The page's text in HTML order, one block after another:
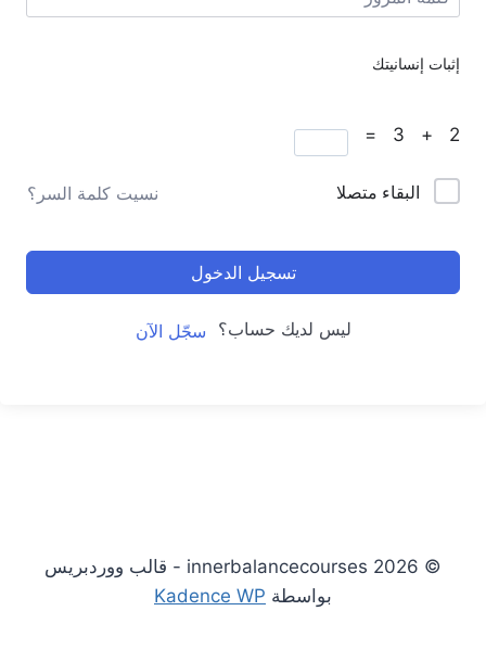
إثبات إنسانيتك
2 + 3 =
البقاء متصلا نسيت كلمة السر؟
تسجيل الدخول
ليس لديك حساب؟ سجّل الآن
© 2026 innerbalancecourses - قالب ووردبريس
بواسطة Kadence WP